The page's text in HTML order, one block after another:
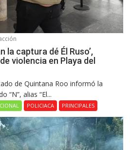
captura dé Él Ruso’,
violencia en Playa del
de Quintana Roo informó la
“N”, alias “El...
POLICIACA PRINCIPALES